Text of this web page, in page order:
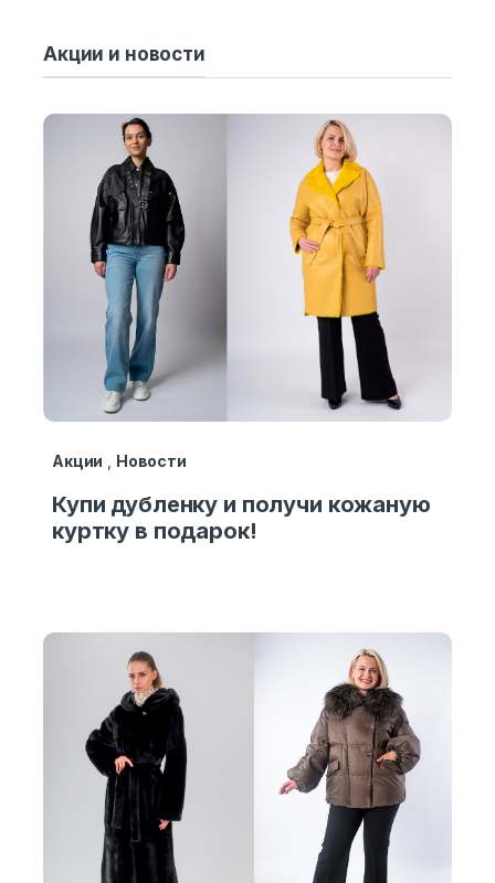
Акции и новости
Акции Новости
Купи дубленку и получи кожаную
куртку в подарок!